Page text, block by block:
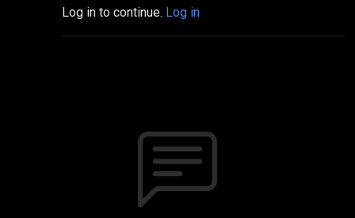
Log in to continue. Log in